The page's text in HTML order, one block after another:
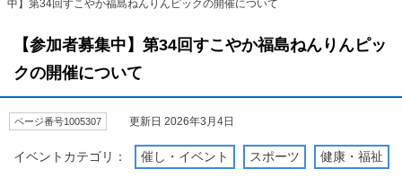
中】第34回すこやか福島ねんりんピックの開催について
【参加者募集中】第34回すこやか福島ねんりんピッ
クの開催について
ページ番号1005307 更新日 2026年3月4日
イベントカテゴリ： 催し・イベント スポーツ 健康・福祉